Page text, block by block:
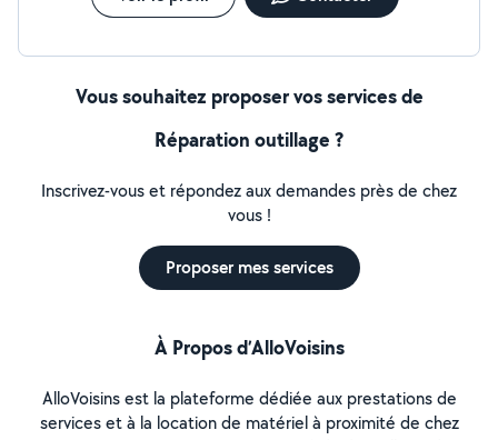
Vous souhaitez proposer vos services de
Réparation outillage ?
Inscrivez-vous et répondez aux demandes près de chez
vous !
Proposer mes services
À Propos d’AlloVoisins
AlloVoisins est la plateforme dédiée aux prestations de
services et à la location de matériel à proximité de chez